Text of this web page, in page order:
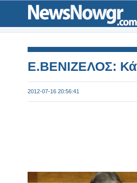
Ε.ΒΕΝΙΖΕΛΟΣ:
2012-07-16 20:56:41